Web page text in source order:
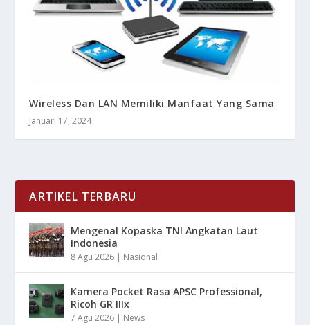
Wireless Dan LAN Memiliki Manfaat Yang Sama
Januari 17, 2024
ARTIKEL TERBARU
Mengenal Kopaska TNI Angkatan Laut
Indonesia
8 Agu 2026 | Nasional
Kamera Pocket Rasa APSC Professional,
Ricoh GR IIIx
7 Agu 2026 | News